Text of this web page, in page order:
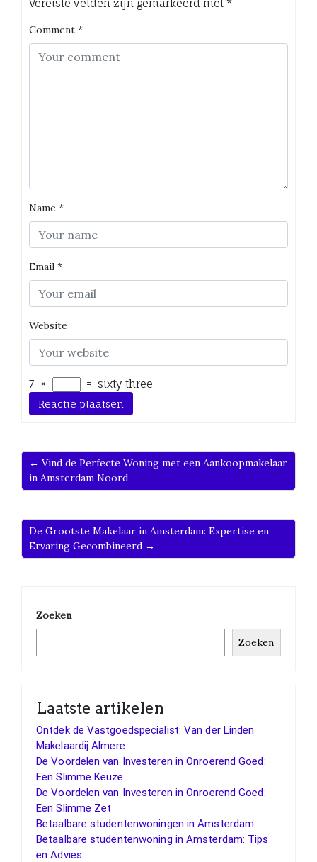
Vereiste velden zijn gemarkeerd met *
Comment *
Name *
Email *
Website
7 × = sixty three
← Vind de Perfecte Woning met een Aankoopmakelaar
in Amsterdam Noord
De Grootste Makelaar in Amsterdam: Expertise en
Ervaring Gecombineerd →
Zoeken
Zoeken
Laatste artikelen
Ontdek de Vastgoedspecialist: Van der Linden
Makelaardij Almere
De Voordelen van Investeren in Onroerend Goed:
Een Slimme Keuze
De Voordelen van Investeren in Onroerend Goed:
Een Slimme Zet
Betaalbare studentenwoningen in Amsterdam
Betaalbare studentenwoning in Amsterdam: Tips
en Advies